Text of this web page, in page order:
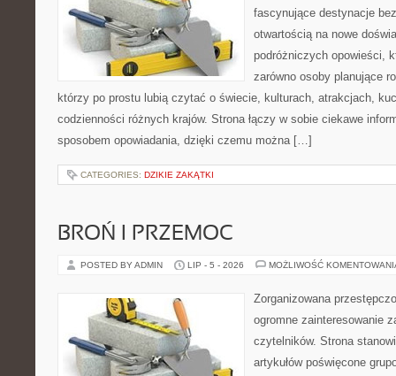
fascynujące destynacje
otwartością na nowe
podróżniczych opowieści,
zarówno osoby planujące
którzy po prostu lubią czytać o świecie, kulturach, atrakcjach,
codzienności różnych krajów. Strona łączy w sobie ciekawe
sposobem opowiadania, dzięki czemu można […]
CATEGORIES: DZIKIE ZAKĄTKI
BROŃ I PRZEMOC
POSTED BY ADMIN LIP - 5 - 2026 MOŻLIWOŚĆ
Zorganizowana
ogromne zainteresowanie
czytelników. Strona
artykułów poświęcone